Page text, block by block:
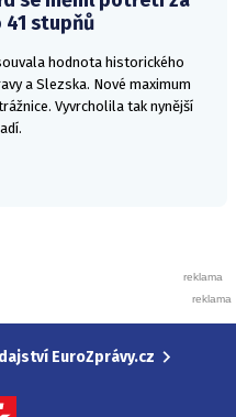
41 stupňů
hodnota historického
a Slezska. Nové maximum
Vyvrcholila tak nynější
EuroZprávy.cz